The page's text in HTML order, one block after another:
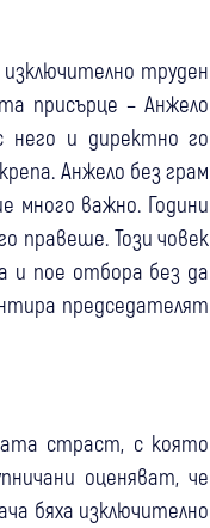
труден
присърце – Анжело
него и директно го
Анжело без грам
много важно. Години
правеше. Този човек
и пое отбора без да
председателят
страст, с която
оценяват, че
бяха изключително